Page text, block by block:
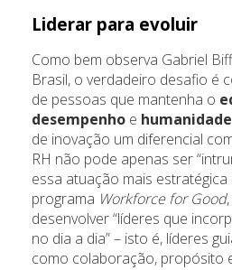
Liderar para evoluir
Como bem observa Gabriel
Brasil, o verdadeiro desafio é
de pessoas que mantenha o
desempenho e humanidade
de inovação um diferencial
RH não pode apenas ser
essa atuação mais
programa Workforce for Good
desenvolver “líderes que
no dia a dia” – isto é, líderes
como colaboração, propósito